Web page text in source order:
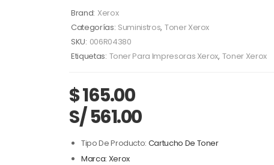
Brand: Xerox
Categorías: Suministros, Toner Xerox
SKU: 006R04380
Etiquetas: Toner Para Impresoras Xerox, Toner Xerox
$165.00
S/ 561.00
Tipo De Producto: Cartucho De Toner
Marca: Xerox